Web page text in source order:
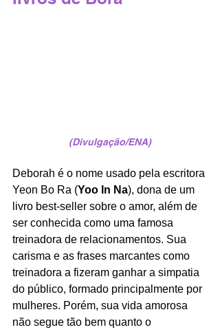
(Divulgação/ENA)
Deborah é o nome usado pela escritora
Yeon Bo Ra (Yoo In Na), dona de um
livro best-seller sobre o amor, além de
ser conhecida como uma famosa
treinadora de relacionamentos. Sua
carisma e as frases marcantes como
treinadora a fizeram ganhar a simpatia
do público, formado principalmente por
mulheres. Porém, sua vida amorosa
não segue tão bem quanto o